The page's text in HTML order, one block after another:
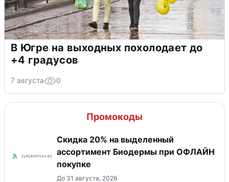
В Югре на выходных похолодает до
+4 градусов
7 августа 0
Промокоды
Скидка 20% на выделенный
ассортимент Биодермы при ОФЛАЙН
покупке
До 31 августа, 2026